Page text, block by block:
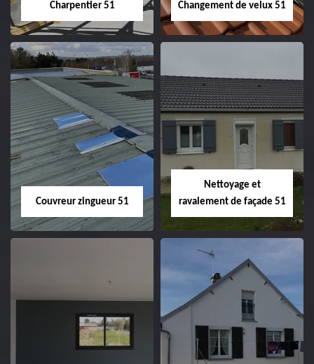
Charpentier 51
Charpentier 51
Changement de velux 51
Changement de
velux 51
Couvreur zingueur 51
51
Nettoyage et
ravalement de façade 51
Nettoyage et
ravalement de
façade 51